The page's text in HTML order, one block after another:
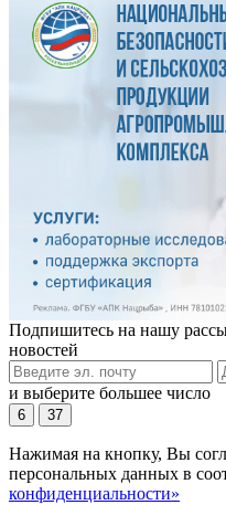
Подпишитесь на нашу
новостей
и выберите большее число
6 37
Нажимая на кнопку, Вы
персональных данных в
конфиденциальности»